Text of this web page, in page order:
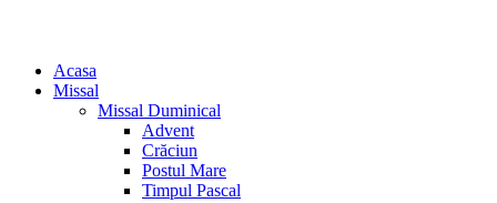
Acasa
Missal
Missal Duminical
Advent
Crăciun
Postul Mare
Timpul Pascal